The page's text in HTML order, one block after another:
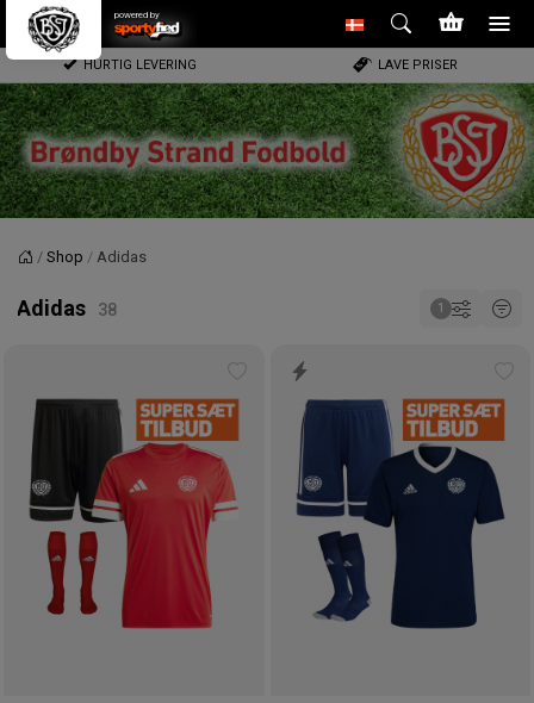
powered by
HURTIG LEVERING LAVE PRISER
Forside
Shop Adidas
Adidas
ønskeliste